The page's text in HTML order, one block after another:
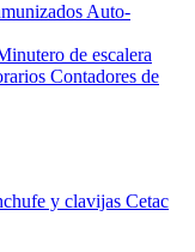
Auto-
de escalera
Contadores de
y clavijas Cetac